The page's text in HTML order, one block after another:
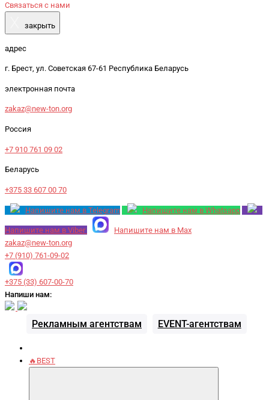
Связаться с нами
закрыть
адрес
г. Брест, ул. Советская 67-61 Республика Беларусь
электронная почта
zakaz@new-ton.org
Россия
+7 910 761 09 02
Беларусь
+375 33 607 00 70
Напишите нам в Telegram Напишите нам в Whatsapp
Напишите нам в Viber
Напишите нам в Max
zakaz@new-ton.org
+7 (910) 761-09-02
+375 (33) 607-00-70
Напиши нам:
Рекламным агентствам EVENT-агентствам
🔥BEST